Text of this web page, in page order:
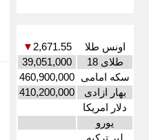
اونس طلا 2,671.55
▼
طلای 18
39,051,000
سکه امامی 460,900,000
بهار ازادی
410,200,000
دلار امریکا
یورو
لیر ترکیه